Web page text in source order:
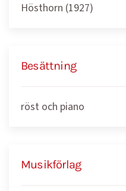
Hösthorn (1927)
Besättning
röst och piano
Musikförlag